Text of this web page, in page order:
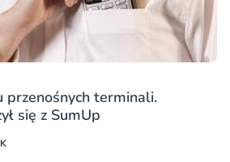
przenośnych terminali.
się z SumUp